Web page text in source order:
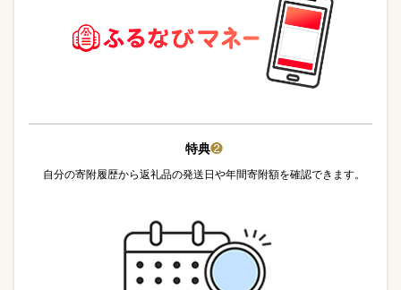
特典❷
自分の寄附履歴から返礼品の発送日や年間寄附額を確認できます。